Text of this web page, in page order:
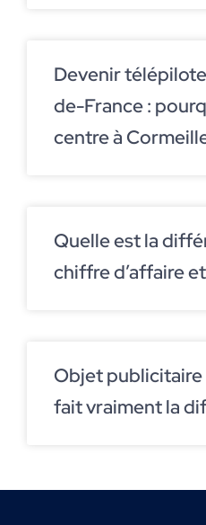
Devenir
de-France :
centre à
Quelle est la
chiffre d’affaire
Objet publicitaire
fait vraiment la